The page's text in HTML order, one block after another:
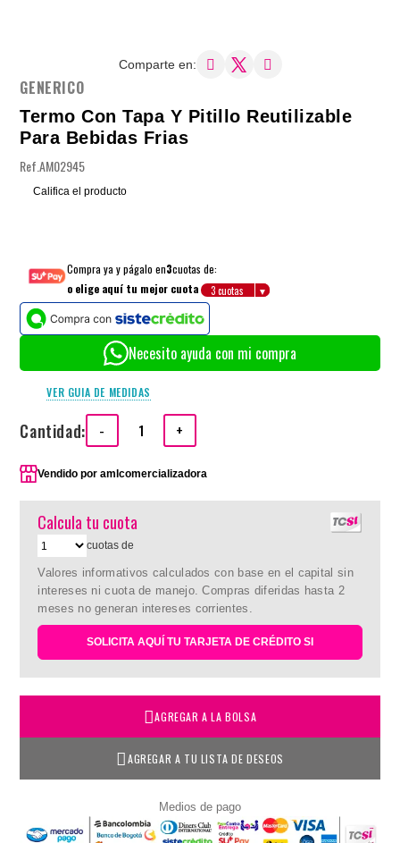
Comparte en:
GENERICO
Termo Con Tapa Y Pitillo Reutilizable
Para Bebidas Frias
Ref.AM02945
Califica el producto
Compra ya y págalo en3cuotas de:
o elige aquí tu mejor cuota
Necesito ayuda con mi compra
VER GUIA DE MEDIDAS
Cantidad: - +
Vendido poramlcomercializadora
Calcula tu cuota
cuotas de
Valores informativos calculados con base en el capital sin
intereses ni cuota de manejo. Compras diferidas hasta 2
meses no generan intereses corrientes.
SOLICITA AQUÍ TU TARJETA DE CRÉDITO SI
AGREGAR A LA BOLSA
AGREGAR A TU LISTA DE DESEOS
Medios de pago